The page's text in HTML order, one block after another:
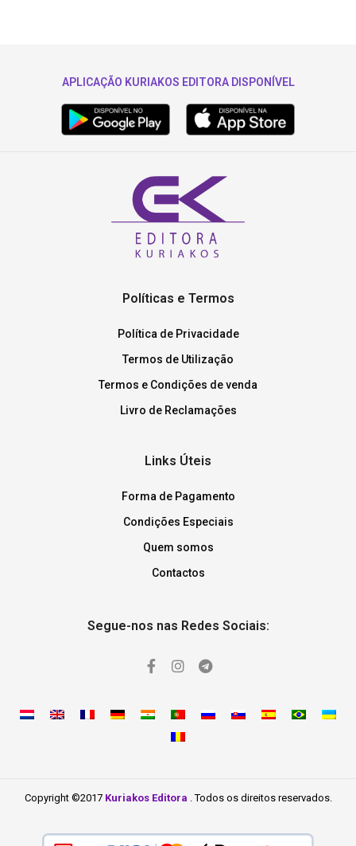
APLICAÇÃO KURIAKOS EDITORA DISPONÍVEL
Políticas e Termos
Política de Privacidade
Termos de Utilização
Termos e Condições de venda
Livro de Reclamações
Links Úteis
Forma de Pagamento
Condições Especiais
Quem somos
Contactos
Segue-nos nas Redes Sociais:
Copyright ©2017 Kuriakos Editora . Todos os direitos reservados.